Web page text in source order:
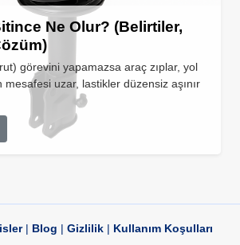
Ne Olur? (Belirtiler,
görevini yapamazsa araç zıplar, yol
uzar, lastikler düzensiz aşınır
| Blog | Gizlilik| Kullanım Koşulları